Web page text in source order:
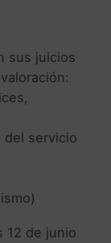
sus juicios
del servicio
12 de junio